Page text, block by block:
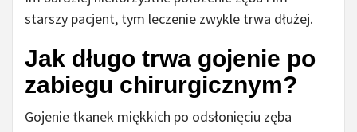
starszy pacjent, tym leczenie zwykle trwa dłużej.
Jak długo trwa gojenie po
zabiegu chirurgicznym?
Gojenie tkanek miękkich po odsłonięciu zęba